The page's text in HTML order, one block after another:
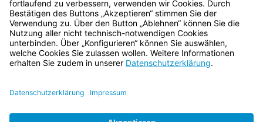
ausgefüllt und unterschrieben sind.
Bayern.de
BayernPortal
Impressum